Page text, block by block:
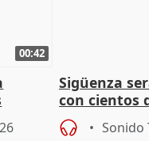
00:42
Sigüenza
con cientos
espectadores
Sonido